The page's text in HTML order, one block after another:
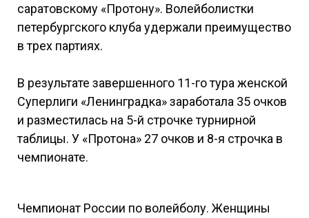
саратовскому «Протону». Волейболистки
петербургского клуба удержали преимущество
в трех партиях.
В результате завершенного 11-го тура женской
Суперлиги «Ленинградка» заработала 35 очков
и разместилась на 5-й строчке турнирной
таблицы. У «Протона» 27 очков и 8-я строчка в
чемпионате.
Чемпионат России по волейболу. Женщины